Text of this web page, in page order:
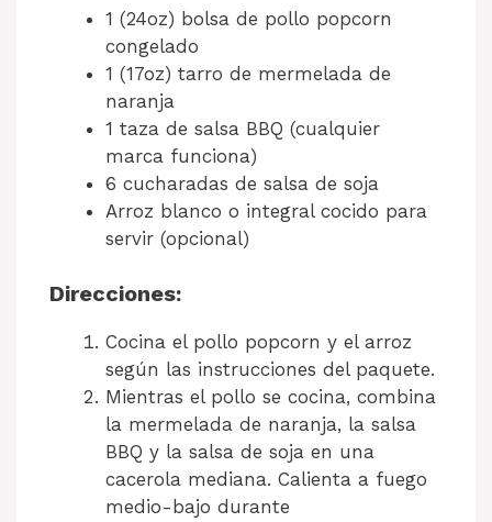
1 (24oz) bolsa de pollo popcorn
congelado
1 (17oz) tarro de mermelada de
naranja
1 taza de salsa BBQ (cualquier
marca funciona)
6 cucharadas de salsa de soja
Arroz blanco o integral cocido para
servir (opcional)
Direcciones:
Cocina el pollo popcorn y el arroz
según las instrucciones del paquete.
Mientras el pollo se cocina, combina
la mermelada de naranja, la salsa
BBQ y la salsa de soja en una
cacerola mediana. Calienta a fuego
medio-bajo durante